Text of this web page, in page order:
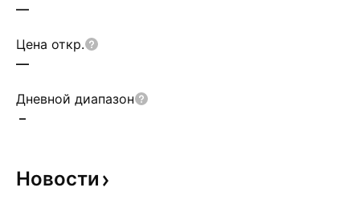
—
Цена откр.
—
Дневной диапазон
–
Новости